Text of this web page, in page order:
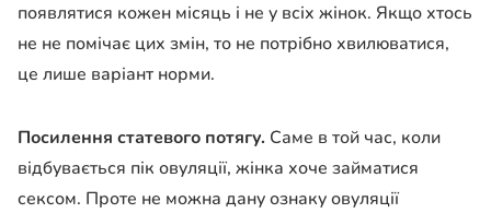
появлятися кожен місяць і не у всіх жінок. Якщо хтось
не не помічає цих змін, то не потрібно хвилюватися,
це лише варіант норми.
Посилення статевого потягу. Саме в той час, коли
відбувається пік овуляції, жінка хоче займатися
сексом. Проте не можна дану ознаку овуляції